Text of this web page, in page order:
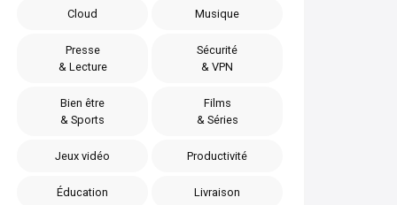
Cloud Musique
Presse
& Lecture
Sécurité
& VPN
Bien être
& Sports
Films
& Séries
Jeux vidéo Productivité
Éducation Livraison